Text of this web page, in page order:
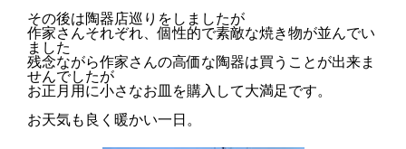
その後は陶器店巡りをしましたが
作家さんそれぞれ、個性的で素敵な焼き物が並んでい
ました
残念ながら作家さんの高価な陶器は買うことが出来ま
せんでしたが
お正月用に小さなお皿を購入して大満足です。
お天気も良く暖かい一日。